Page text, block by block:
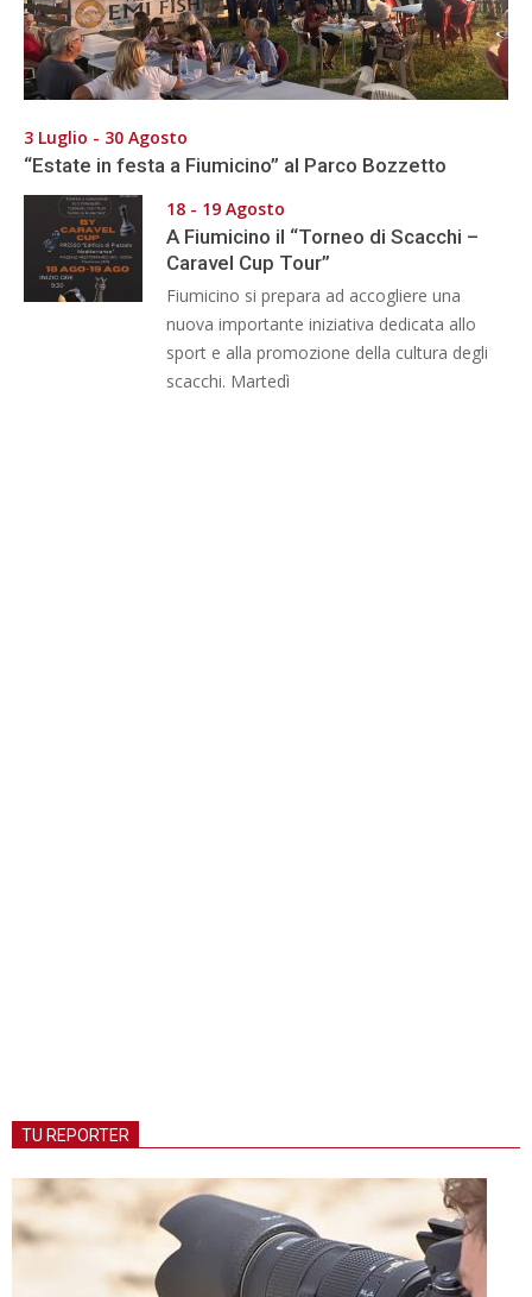
3 Luglio - 30 Agosto
“Estate in festa a Fiumicino” al Parco Bozzetto
18 - 19 Agosto
A Fiumicino il “Torneo di Scacchi –
Caravel Cup Tour”
Fiumicino si prepara ad accogliere una
nuova importante iniziativa dedicata allo
sport e alla promozione della cultura degli
scacchi. Martedì
TU REPORTER